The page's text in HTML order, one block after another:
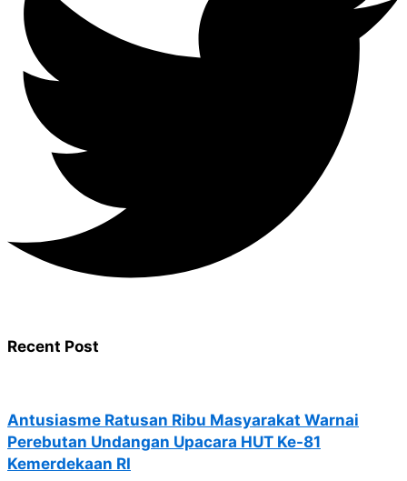
Recent Post
Antusiasme Ratusan Ribu Masyarakat Warnai
Perebutan Undangan Upacara HUT Ke-81
Kemerdekaan RI